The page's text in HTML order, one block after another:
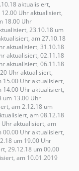
aktualisiert,
Uhr aktualisiert,
18.00 Uhr
23.10.18 um
am 27.10.18
aktualisiert, 31.10.18
aktualisiert, 02.11.18
aktualisiert, 06.11.18
Uhr aktualisiert,
15.00 Uhr aktualisiert,
14.00 Uhr aktualisiert,
um 13.00 Uhr
am 2.12.18 um
am 08.12.18
aktualisiert, am
00.00 Uhr aktualisiert,
um 19.00 Uhr
29.12.18 um 00.00
am 10.01.2019